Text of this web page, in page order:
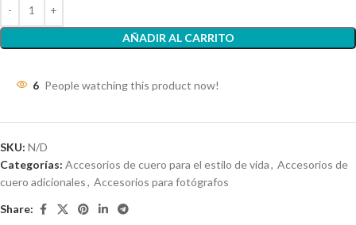
AÑADIR AL CARRITO
6 People watching this product now!
SKU: N/D
Categorías: Accesorios de cuero para el estilo de vida, Accesorios de
cuero adicionales, Accesorios para fotógrafos
Share: